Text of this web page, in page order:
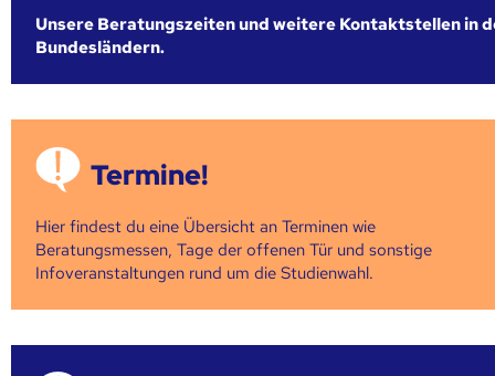
Unsere Beratungszeiten und weitere Kontaktstellen in
Bundesländern.
Termine!
Hier findest du eine Übersicht an Terminen wie
Beratungsmessen, Tage der offenen Tür und sonstige
Infoveranstaltungen rund um die Studienwahl.